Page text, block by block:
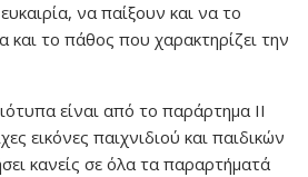
να παίξουν και να το
και το πάθος που χαρακτηρίζει την
είναι από το παράρτημα ΙΙ
εικόνες παιχνιδιού και παιδικών
κανείς σε όλα τα παραρτήματά